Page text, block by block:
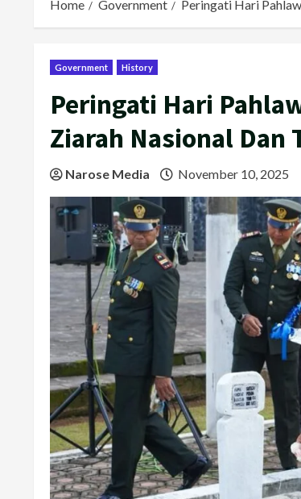
Home Government Peringati Hari
Government History
Peringati Hari
Ziarah Nasional Dan
Narose Media November 10, 2025